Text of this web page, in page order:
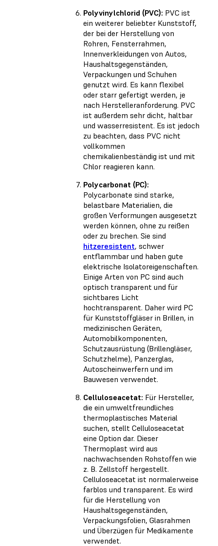
Polyvinylchlorid (PVC): PVC ist
ein weiterer beliebter Kunststoff,
der bei der Herstellung von
Rohren, Fensterrahmen,
Innenverkleidungen von Autos,
Haushaltsgegenständen,
Verpackungen und Schuhen
genutzt wird. Es kann flexibel
oder starr gefertigt werden, je
nach Herstelleranforderung. PVC
ist außerdem sehr dicht, haltbar
und wasserresistent. Es ist jedoch
zu beachten, dass PVC nicht
vollkommen
chemikalienbeständig ist und mit
Chlor reagieren kann.
Polycarbonat (PC):
Polycarbonate sind starke,
belastbare Materialien, die
großen Verformungen ausgesetzt
werden können, ohne zu reißen
oder zu brechen. Sie sind
hitzeresistent, schwer
entflammbar und haben gute
elektrische Isolatoreigenschaften.
Einige Arten von PC sind auch
optisch transparent und für
sichtbares Licht
hochtransparent. Daher wird PC
für Kunststoffgläser in Brillen, in
medizinischen Geräten,
Automobilkomponenten,
Schutzausrüstung (Brillengläser,
Schutzhelme), Panzerglas,
Autoscheinwerfern und im
Bauwesen verwendet.
Celluloseacetat: Für Hersteller,
die ein umweltfreundliches
thermoplastisches Material
suchen, stellt Celluloseacetat
eine Option dar. Dieser
Thermoplast wird aus
nachwachsenden Rohstoffen wie
z. B. Zellstoff hergestellt.
Celluloseacetat ist normalerweise
farblos und transparent. Es wird
für die Herstellung von
Haushaltsgegenständen,
Verpackungsfolien, Glasrahmen
und Überzügen für Medikamente
verwendet.